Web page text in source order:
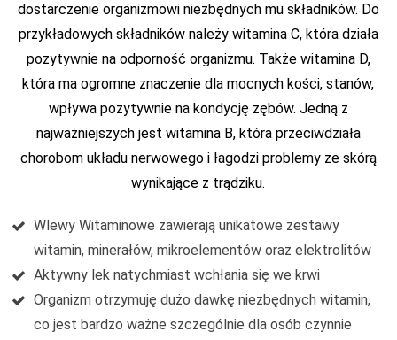
dostarczenie organizmowi niezbędnych mu składników. Do
przykładowych składników należy witamina C, która działa
pozytywnie na odporność organizmu. Także witamina D,
która ma ogromne znaczenie dla mocnych kości, stanów,
wpływa pozytywnie na kondycję zębów. Jedną z
najważniejszych jest witamina B, która przeciwdziała
chorobom układu nerwowego i łagodzi problemy ze skórą
wynikające z trądziku.
Wlewy Witaminowe zawierają unikatowe zestawy
witamin, minerałów, mikroelementów oraz elektrolitów
Aktywny lek natychmiast wchłania się we krwi
Organizm otrzymuję dużo dawkę niezbędnych witamin,
co jest bardzo ważne szczególnie dla osób czynnie